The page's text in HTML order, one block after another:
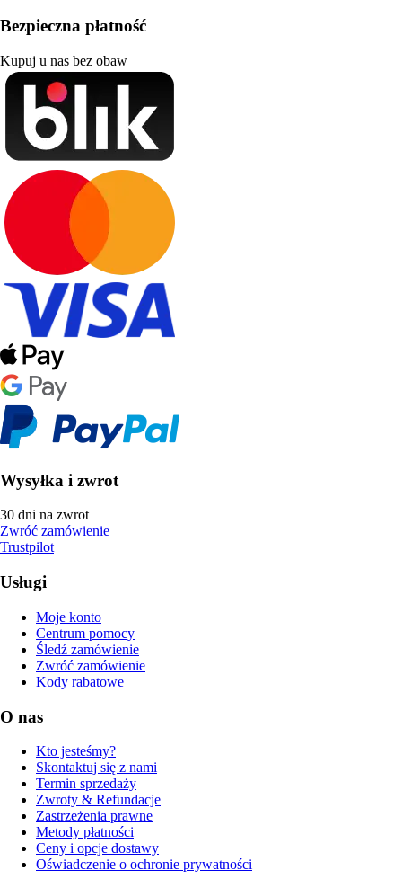
Bezpieczna płatność
Kupuj u nas bez obaw
Wysyłka i zwrot
30 dni na zwrot
Zwróć zamówienie
Trustpilot
Usługi
Moje konto
Centrum pomocy
Śledź zamówienie
Zwróć zamówienie
Kody rabatowe
O nas
Kto jesteśmy?
Skontaktuj się z nami
Termin sprzedaży
Zwroty & Refundacje
Zastrzeżenia prawne
Metody płatności
Ceny i opcje dostawy
Oświadczenie o ochronie prywatności